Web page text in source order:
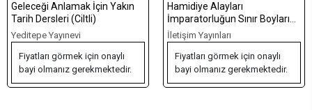
Geleceği Anlamak İçin Yakın
Tarih Dersleri (Ciltli)
Yeditepe Yayınevi
Fiyatları görmek için onaylı
bayi olmanız gerekmektedir.
Hamidiye Alayları
İmparatorluğun Sınır Boyları
ve Kürt Aşiretleri
İletişim Yayınları
Fiyatları görmek için onaylı
bayi olmanız gerekmektedir.